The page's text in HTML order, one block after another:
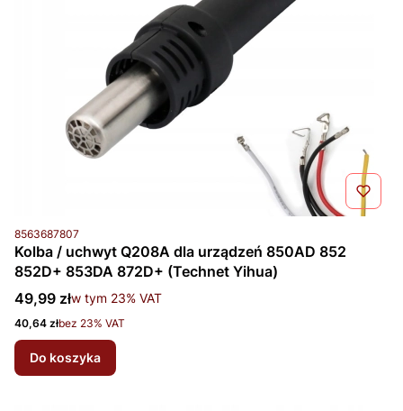
Kod produktu
8563687807
Kolba / uchwyt Q208A dla urządzeń 850AD 852
852D+ 853DA 872D+ (Technet Yihua)
Cena brutto
49,99 złw tym %s VAT
w tym 23% VAT
Cena netto
40,64 złbez 23% VAT
Do koszyka